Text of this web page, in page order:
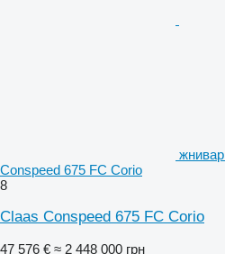
Conspeed 675 FC Corio
8
Claas Conspeed 675 FC Corio
47 576 € ≈ 2 448 000 грн